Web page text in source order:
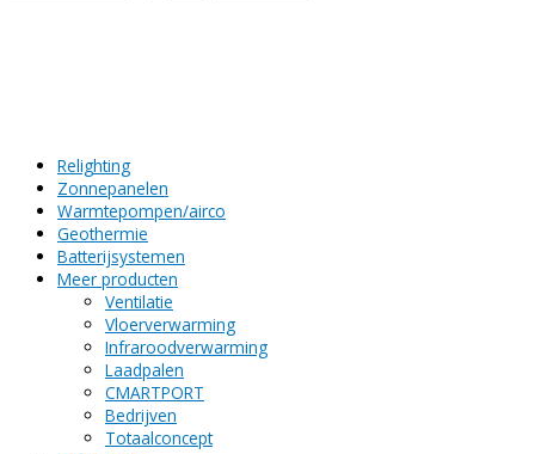
Relighting
Zonnepanelen
Warmtepompen/airco
Geothermie
Batterijsystemen
Meer producten
Ventilatie
Vloerverwarming
Infraroodverwarming
Laadpalen
CMARTPORT
Bedrijven
Totaalconcept